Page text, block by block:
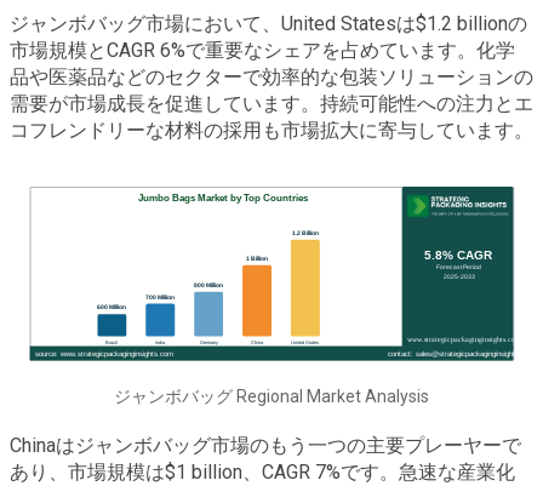
ジャンボバッグ市場において、United Statesは$1.2 billionの
市場規模とCAGR 6%で重要なシェアを占めています。化学
品や医薬品などのセクターで効率的な包装ソリューションの
需要が市場成長を促進しています。持続可能性への注力とエ
コフレンドリーな材料の採用も市場拡大に寄与しています。
ジャンボバッグ Regional Market Analysis
Chinaはジャンボバッグ市場のもう一つの主要プレーヤーで
あり、市場規模は$1 billion、CAGR 7%です。急速な産業化